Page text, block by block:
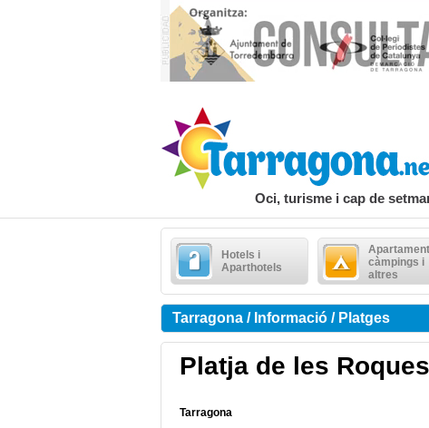
Oci, turisme i cap de
Hotels i
Aparthotels
càmpings i
altres
Tarragona / Informació / Platges
Platja de les
Tarragona